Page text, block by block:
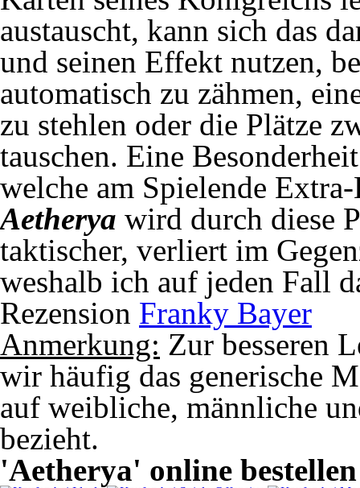
austauscht, kann sich das
und seinen Effekt nutzen,
automatisch zu zähmen,
zu stehlen oder die Plätze
tauschen. Eine
welche am Spielende
Aetherya wird durch diese
taktischer, verliert im
weshalb ich auf jeden Fall
Rezension Franky Bayer
Anmerkung: Zur besseren
wir häufig das generische
auf weibliche, männliche
bezieht.
'Aetherya' online bestellen